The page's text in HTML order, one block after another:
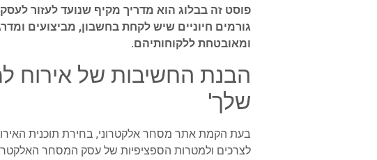
פוסט זה בבלוג הוא מדריך מקיף שנועד לעזור
גורמים חיוניים שיש לקחת בחשבון, מביצועים
ומאובטחת ללקוחותיהם.
הבנת החשיבות של אירוח
שלך'
בעת הקמת אתר מסחר אלקטרוני, בחירת תוכנית
לצרכים ולמטרות הספציפיות של עסק המסחר